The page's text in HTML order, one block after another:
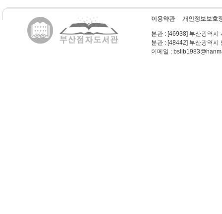
이용약관 개인정보보호
본관 : [46938] 부산광역
분관 : [48442] 부산광역
이메일 :